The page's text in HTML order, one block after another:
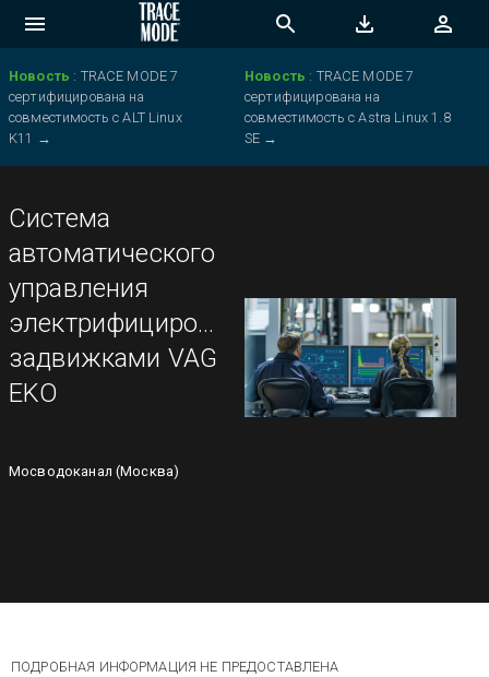
Новость : TRACE MODE 7
сертифицирована на
совместимость с ALT Linux
K11 →
Новость : TRACE MODE 7
сертифицирована на
совместимость с Astra Linux 1.8
SE →
Система
автоматического
управления
электрифицированными
задвижками VAG
EKO
Мосводоканал (Москва)
ПОДРОБНАЯ ИНФОРМАЦИЯ НЕ ПРЕДОСТАВЛЕНА